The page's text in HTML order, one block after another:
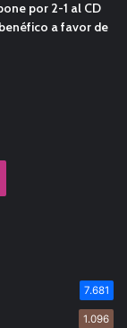
por 2-1 al CD
a favor de
7.681
1.096